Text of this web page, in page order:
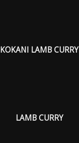
KOKANI LAMB CURRY
LAMB CURRY